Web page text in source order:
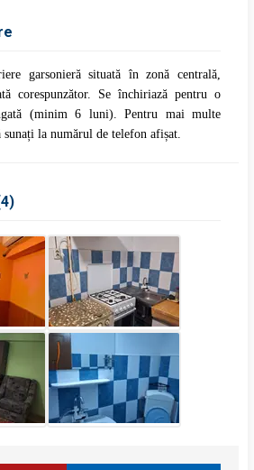
garsonieră situată în zonă centrală,
corespunzător. Se închiriază pentru o
(minim 6 luni). Pentru mai multe
la numărul de telefon afișat.
4)